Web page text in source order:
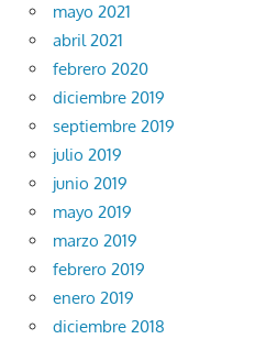
mayo 2021
abril 2021
febrero 2020
diciembre 2019
septiembre 2019
julio 2019
junio 2019
mayo 2019
marzo 2019
febrero 2019
enero 2019
diciembre 2018